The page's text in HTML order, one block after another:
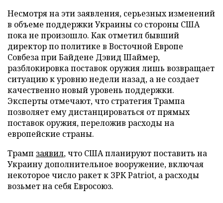
Несмотря на эти заявления, серьезных изменений
в объеме поддержки Украины со стороны США
пока не произошло. Как отметил бывший
директор по политике в Восточной Европе
Совбеза при Байдене Дэвид Шаймер,
разблокировка поставок оружия лишь возвращает
ситуацию к уровню недели назад, а не создает
качественно новый уровень поддержки.
Эксперты отмечают, что стратегия Трампа
позволяет ему дистанцироваться от прямых
поставок оружия, переложив расходы на
европейские страны.
Трамп заявил, что США планируют поставить на
Украину дополнительное вооружение, включая
некоторое число ракет к ЗРК Patriot, а расходы
возьмет на себя Евросоюз.